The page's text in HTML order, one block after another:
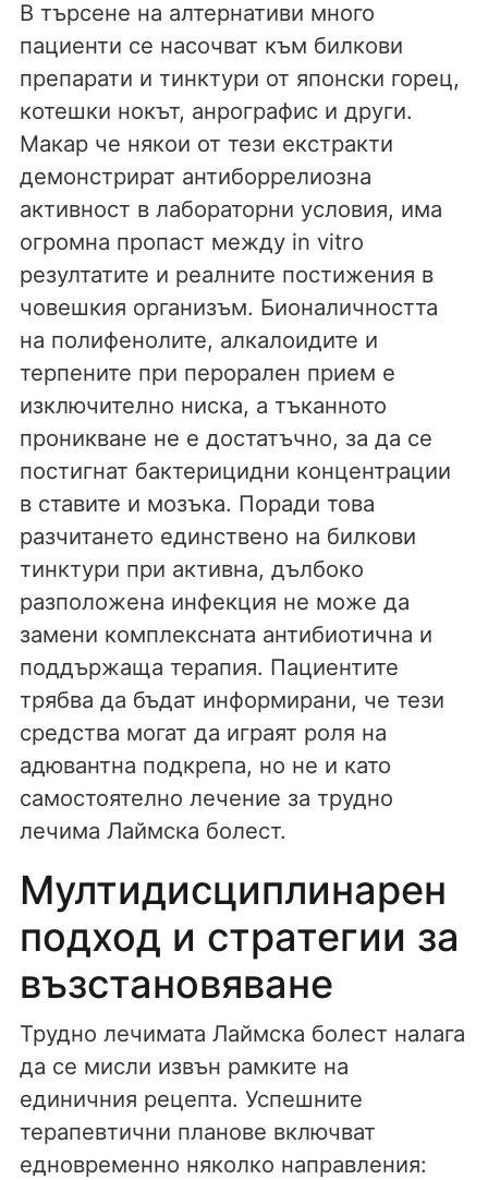
В търсене на алтернативи много
пациенти се насочват към билкови
препарати и тинктури от японски горец,
котешки нокът, анрографис и други.
Макар че някои от тези екстракти
демонстрират антиборрелиозна
активност в лабораторни условия, има
огромна пропаст между in vitro
резултатите и реалните постижения в
човешкия организъм. Бионаличността
на полифенолите, алкалоидите и
терпените при перорален прием е
изключително ниска, а тъканното
проникване не е достатъчно, за да се
постигнат бактерицидни концентрации
в ставите и мозъка. Поради това
разчитането единствено на билкови
тинктури при активна, дълбоко
разположена инфекция не може да
замени комплексната антибиотична и
поддържаща терапия. Пациентите
трябва да бъдат информирани, че тези
средства могат да играят роля на
адювантна подкрепа, но не и като
самостоятелно лечение за трудно
лечима Лаймска болест.
Мултидисциплинарен
подход и стратегии за
възстановяване
Трудно лечимата Лаймска болест налага
да се мисли извън рамките на
единичния рецепта. Успешните
терапевтични планове включват
едновременно няколко направления: